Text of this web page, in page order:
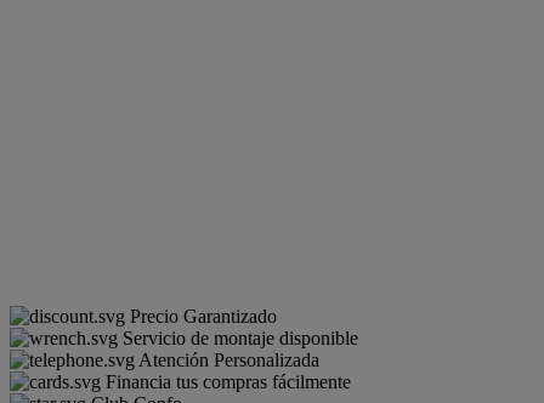
Precio Garantizado
Servicio de montaje disponible
Atención Personalizada
Financia tus compras fácilmente